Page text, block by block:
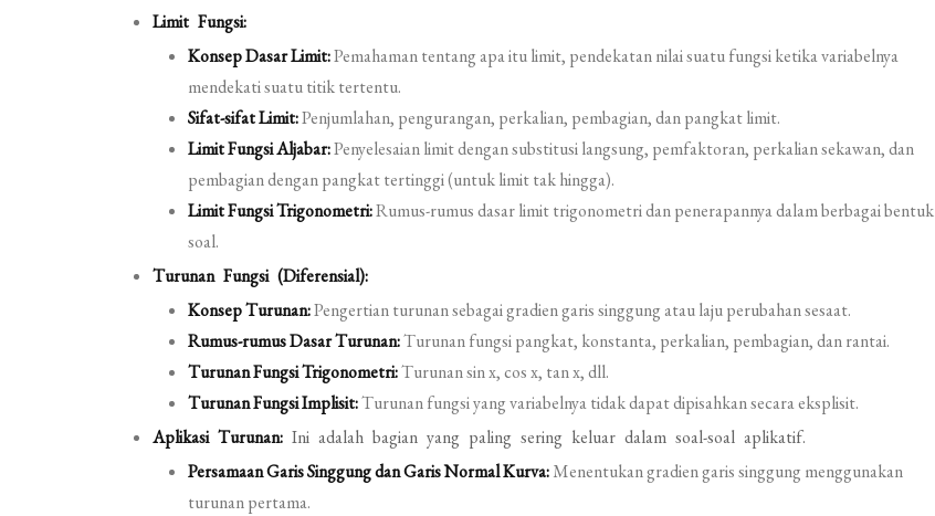
Limit Fungsi:
Konsep Dasar Limit:Pemahaman tentang apa itu limit, pendekatan nilai suatu fungsi ketika variabelnya
mendekati suatu titik tertentu.
Sifat-sifat Limit:Penjumlahan, pengurangan, perkalian, pembagian, dan pangkat limit.
Limit Fungsi Aljabar:Penyelesaian limit dengan substitusi langsung, pemfaktoran, perkalian sekawan, dan
pembagian dengan pangkat tertinggi (untuk limit tak hingga).
Limit Fungsi Trigonometri:Rumus-rumus dasar limit trigonometri dan penerapannya dalam berbagai bentuk
soal.
Turunan Fungsi (Diferensial):
Konsep Turunan:Pengertian turunan sebagai gradien garis singgung atau laju perubahan sesaat.
Rumus-rumus Dasar Turunan:Turunan fungsi pangkat, konstanta, perkalian, pembagian, dan rantai.
Turunan Fungsi Trigonometri:Turunan sin x, cos x, tan x, dll.
Turunan Fungsi Implisit:Turunan fungsi yang variabelnya tidak dapat dipisahkan secara eksplisit.
Aplikasi Turunan: Ini adalah bagian yang paling sering keluar dalam soal-soal aplikatif.
Persamaan Garis Singgung dan Garis Normal Kurva:Menentukan gradien garis singgung menggunakan
turunan pertama.